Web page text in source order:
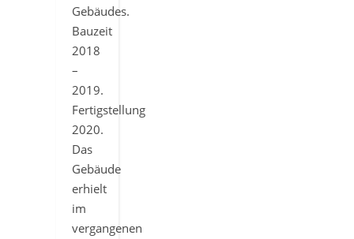
Gebäudes.
Bauzeit
2018
–
2019.
Fertigstellung
2020.
Das
Gebäude
erhielt
im
vergangenen